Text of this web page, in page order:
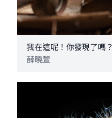
我在這呢！你發現了嗎？
薛曉萱